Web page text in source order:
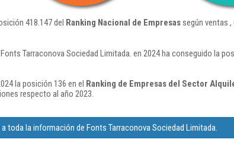
418.147 del Ranking Nacional de Empresassegún ventas
Tarraconova Sociedad Limitada. en 2024 ha conseguido la
la posición 136 en el Ranking de Empresas del Sector
respecto al año 2023.
toda la información de Fonts Tarraconova Sociedad Limitada.